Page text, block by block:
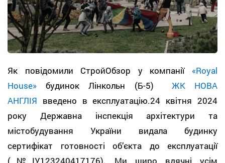
Як повідомили СтройОбзор у компанії «Royal
House» будинок Лінкольн (Б-5) ЖК НОВА
АНГЛІЯ введено в експлуатацію.24 квітня 2024
року Державна інспекція архітектури та
містобудування України видала будинку
cертифікат готовності об’єкта до експлуатації
(№ІУ123240417176). Ми щиро вдячні уcім